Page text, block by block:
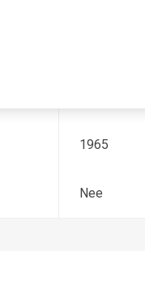
1965
Nee